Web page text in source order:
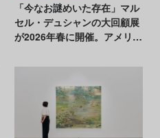
「今なお謎めいた存在」マル
セル・デュシャンの大回顧展
が2026年春に開催。アメリカ